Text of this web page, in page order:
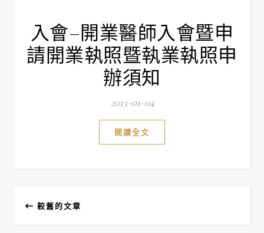
入會–開業醫師入會暨申
請開業執照暨執業執照申
辦須知
2013-01-04
閱讀全文
較舊的文章